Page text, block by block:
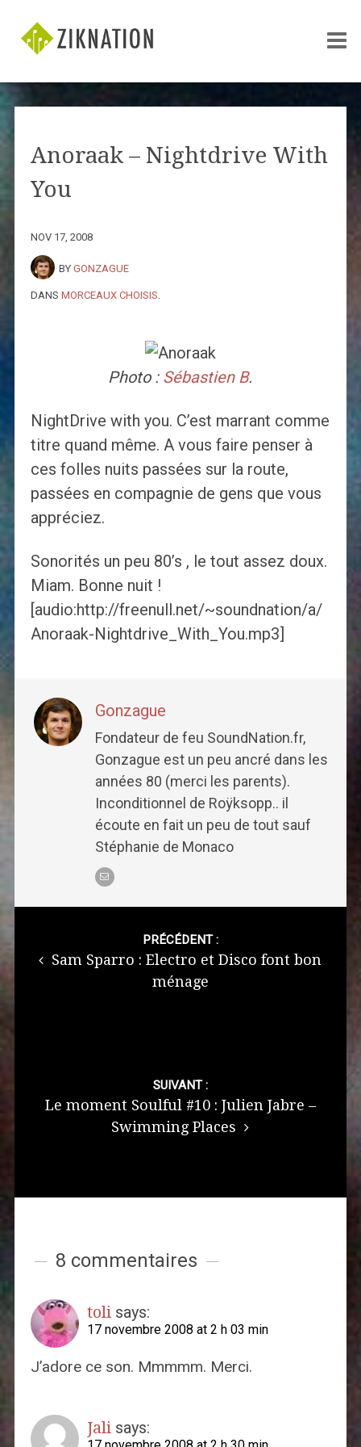
Anoraak – Nightdrive With
You
NOV 17, 2008
BY GONZAGUE
DANS MORCEAUX CHOISIS
Photo : Sébastien B.
NightDrive with you. C’est marrant comme
titre quand même. A vous faire penser à
ces folles nuits passées sur la route,
passées en compagnie de gens que vous
appréciez.
Sonorités un peu 80’s , le tout assez doux.
Miam. Bonne nuit !
[audio:http://freenull.net/~soundnation/a/
Anoraak-Nightdrive_With_You.mp3]
Gonzague
Fondateur de feu SoundNation.fr,
Gonzague est un peu ancré dans les
années 80 (merci les parents).
Inconditionnel de Roÿksopp.. il
écoute en fait un peu de tout sauf
Stéphanie de Monaco
PRÉCÉDENT :
Sam Sparro : Electro et Disco font bon
ménage
SUIVANT :
Le moment Soulful #10 : Julien Jabre –
Swimming Places
8 commentaires
toli says:
17 novembre 2008 at 2 h 03 min
J’adore ce son. Mmmmm. Merci.
Jali says: